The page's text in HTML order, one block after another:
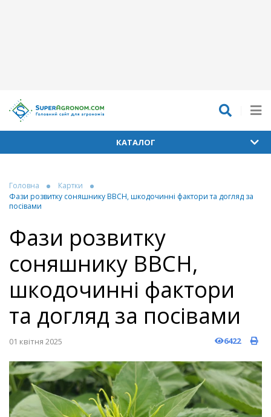
КАТАЛОГ
Головна
Картки
Фази розвитку соняшнику ВВСН, шкодочинні фактори та догляд за
посівами
Фази розвитку
соняшнику ВВСН,
шкодочинні фактори
та догляд за посівами
01 квітня 2025 6422